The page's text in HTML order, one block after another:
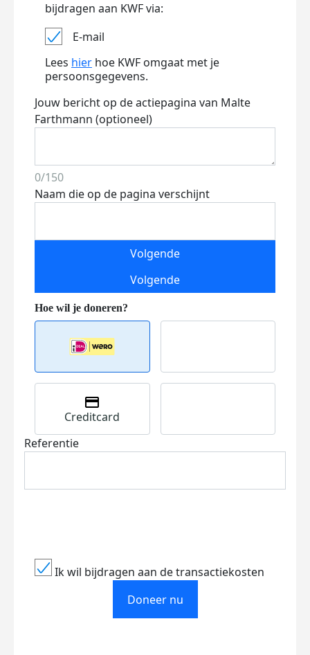
bijdragen aan KWF via:
E-mail
Lees hier hoe KWF omgaat met je
persoonsgegevens.
Jouw bericht op de actiepagina van Malte
Farthmann (optioneel)
0/150
Naam die op de pagina verschijnt
Volgende
Volgende
Creditcard
Referentie
Ik wil bijdragen aan de transactiekosten
Doneer nu